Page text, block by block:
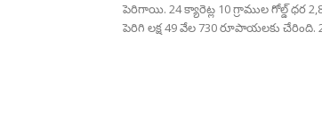
పెరిగాయి. 24 క్యారెట్ల 10 గ్రాముల గోల్డ్‌ ధర
పెరిగి లక్ష 49 వేల 730 రూపాయలకు చేరింది.